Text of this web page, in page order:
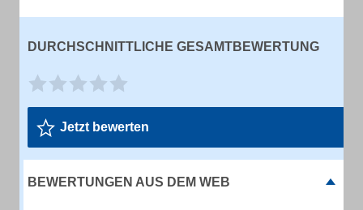
DURCHSCHNITTLICHE GESAMTBEWERTUNG
Jetzt bewerten
BEWERTUNGEN AUS DEM WEB